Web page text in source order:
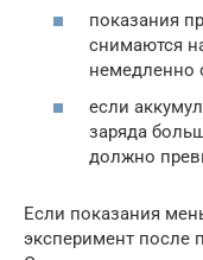
показания
снимаются
немедленно
если
заряда
должно
Если показания
эксперимент после